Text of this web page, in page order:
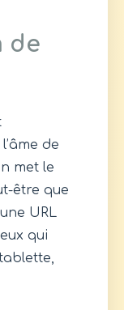
de
de
met le
être que
URL
qui